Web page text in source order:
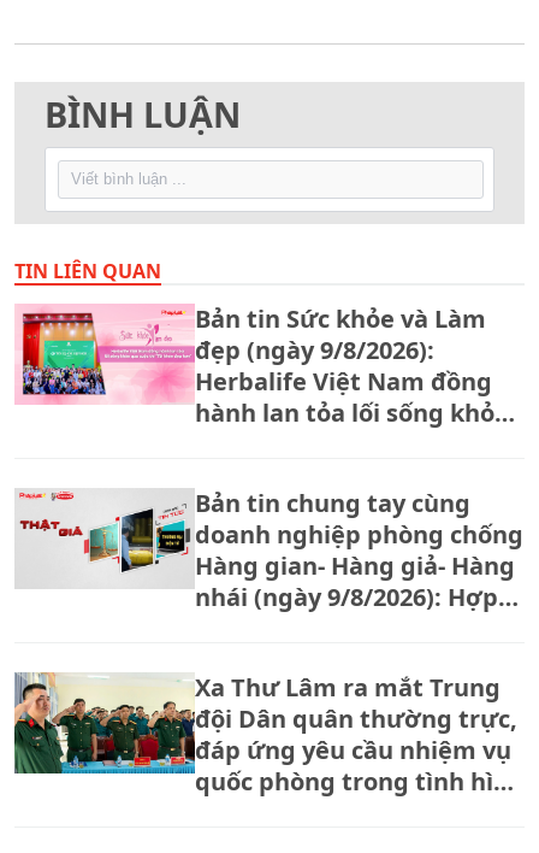
BÌNH LUẬN
TIN LIÊN QUAN
Bản tin Sức khỏe và Làm
đẹp (ngày 9/8/2026):
Herbalife Việt Nam đồng
hành lan tỏa lối sống khỏe
Bản tin chung tay cùng
doanh nghiệp phòng chống
Hàng gian- Hàng giả- Hàng
nhái (ngày 9/8/2026): Hợp
giả, hàng nhái
Xa Thư Lâm ra mắt Trung
đội Dân quân thường trực,
đáp ứng yêu cầu nhiệm vụ
quốc phòng trong tình hình